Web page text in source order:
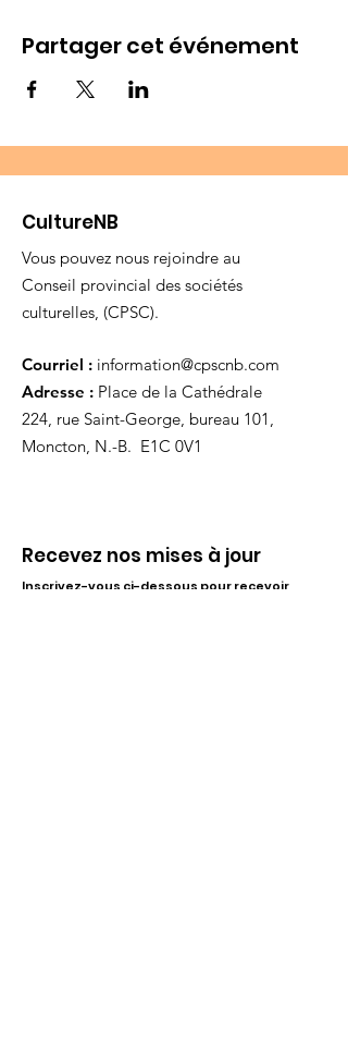
Partager cet événement
CultureNB
Vous pouvez nous rejoindre au
Conseil provincial des sociétés
culturelles, (CPSC).
Courriel : information@cpscnb.com
Adresse : Place de la Cathédrale
224, rue Saint-George, bureau 101,
Moncton, N.-B. E1C 0V1
Recevez nos mises à jour
Inscrivez-vous ci-dessous pour recevoir